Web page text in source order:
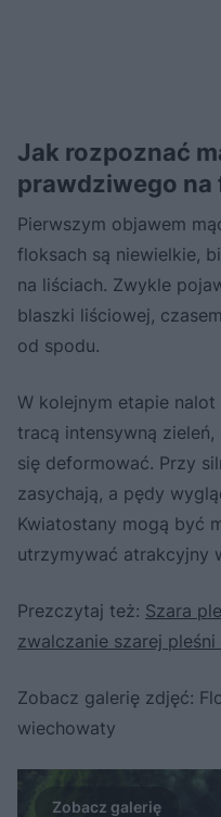
Jak rozpoznać
prawdziwego na
Pierwszym objawem
floksach są niewielkie,
na liściach. Zwykle
blaszki liściowej,
od spodu.
W kolejnym etapie
tracą intensywną
się deformować. Przy
zasychają, a pędy
Kwiatostany mogą być
utrzymywać atrakcyjny
Prezczytaj też: Szara
zwalczanie szarej pleśni
Zobacz galerię zdjęć:
wiechowaty